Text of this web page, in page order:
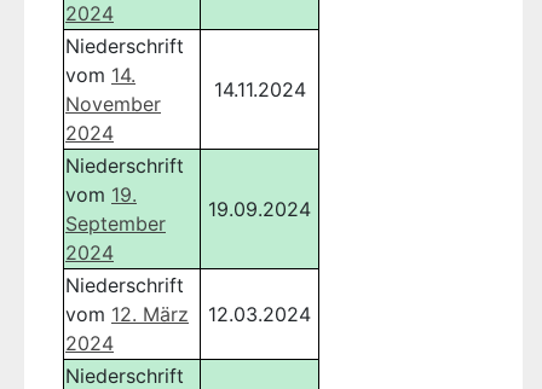
2024
Niederschrift
vom 14.
November
2024
14.11.2024
Niederschrift
vom 19.
September
2024
19.09.2024
Niederschrift
vom 12. März
2024
12.03.2024
Niederschrift